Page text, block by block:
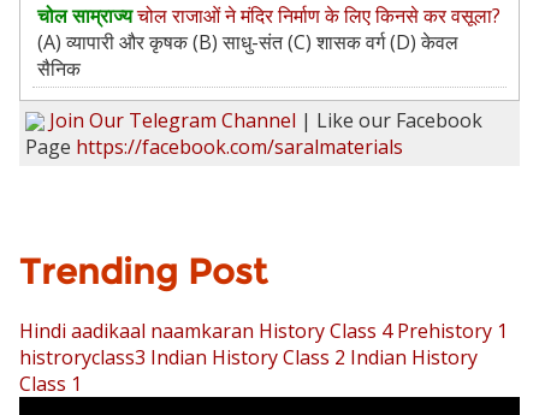
चोल साम्राज्यचोल राजाओं ने मंदिर निर्माण के लिए किनसे कर वसूला?
(A) व्यापारी और कृषक (B) साधु-संत (C) शासक वर्ग (D) केवल
सैनिक
Join Our Telegram Channel | Like our Facebook
Page https://facebook.com/saralmaterials
Trending Post
Hindi aadikaal naamkaran History Class 4 Prehistory 1
histroryclass3 Indian History Class 2 Indian History
Class 1